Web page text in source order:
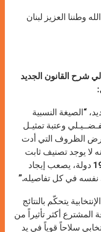
وطننا العزيز لبنان
شرح القانون الجديد
:
“الصيغة النسبية
وعتبة تمثيـل
الظروف التي أدت
لا يوجد تصنيف ثابت
للأنظمة الإنتخابية، فمن أصل 197 دولة، يصعب إيجاد
نفسه في كل تفاصيله.”
يتحكّم بالنتائج
المشترع أكثر تأثيراً من
سلاحاً قوياً في يد